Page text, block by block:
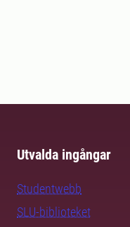
Utvalda ingångar
Studentwebb
SLU-biblioteket